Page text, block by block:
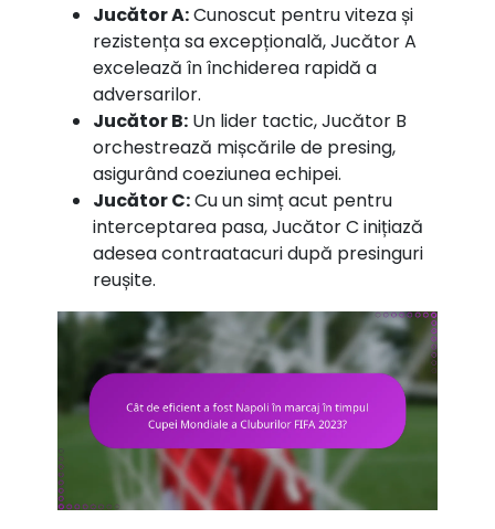
Jucător A:Cunoscut pentru viteza și
rezistența sa excepțională, Jucător A
excelează în închiderea rapidă a
adversarilor.
Jucător B: Un lider tactic, Jucător B
orchestrează mișcările de presing,
asigurând coeziunea echipei.
Jucător C:Cu un simț acut pentru
interceptarea pasa, Jucător C inițiază
adesea contraatacuri după presinguri
reușite.